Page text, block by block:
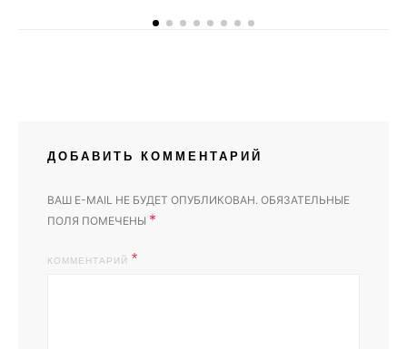
ДОБАВИТЬ КОММЕНТАРИЙ
ВАШ E-MAIL НЕ БУДЕТ ОПУБЛИКОВАН. ОБЯЗАТЕЛЬНЫЕ
ПОЛЯ ПОМЕЧЕНЫ *
КОММЕНТАРИЙ